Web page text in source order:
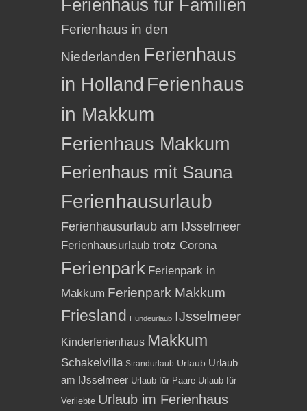
Ferienhaus für Familien
Ferienhaus in den
Niederlanden Ferienhaus
in Holland Ferienhaus
in Makkum
Ferienhaus Makkum
Ferienhaus mit Sauna
Ferienhausurlaub
Ferienhausurlaub am IJsselmeer
Ferienhausurlaub trotz Corona
Ferienpark Ferienpark in
Makkum Ferienpark Makkum
Friesland Hundeurlaub IJsselmeer
Kinderferienhaus Makkum
Schakelvilla Strandurlaub Urlaub Urlaub
am IJsselmeer Urlaub für Paare Urlaub für
Verliebte Urlaub im Ferienhaus